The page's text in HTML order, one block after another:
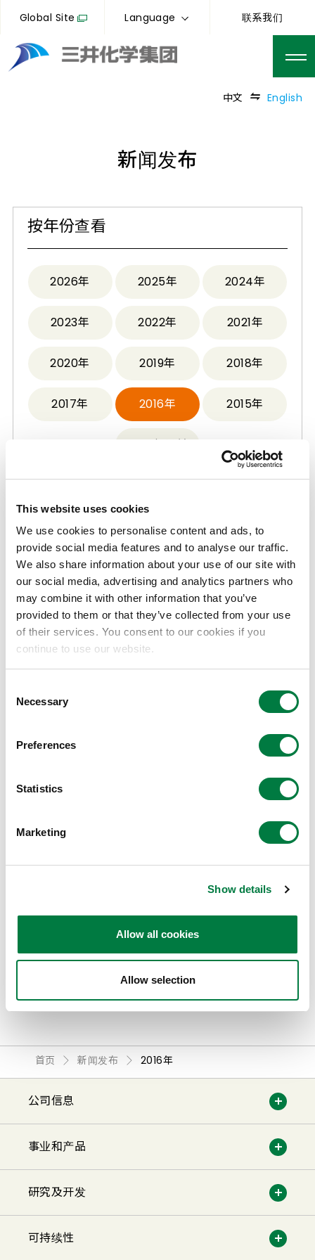
This website uses cookies
We use cookies to personalise content and ads, to
provide social media features and to analyse our traffic.
We also share information about your use of our site with
our social media, advertising and analytics partners who
may combine it with other information that you’ve
provided to them or that they’ve collected from your use
of their services. You consent to our cookies if you
continue to use our website.
Selection
Necessary
Preferences
Statistics
Marketing
Show details
Allow all cookies
Allow selection
Global Site Language 联系我们
中文 English
新闻发布
按年份查看
2026年 2025年 2024年
2023年 2022年 2021年
2020年 2019年 2018年
2017年 2016年 2015年
2014年以前
2016年
2016.12.21 企业管理·事业
三井化学与台湾塑胶公司对于电解溶液JV进行设备
增强
三井化学与台湾塑胶公司开始运营电解溶液JV
表
2016.04.21
天津天寰聚氨酯获得「SMBC 环境考虑评价融资～
查看全部
首页 新闻发布 2016年
公司信息
事业和产品
研究及开发
可持续性